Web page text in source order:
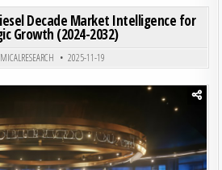
Posted in
Decade Market Intelligence for
Growth (2024-2032)
2025-11-19
Posted in